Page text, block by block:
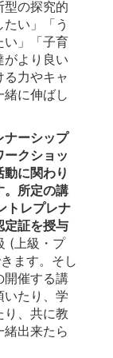
型の探究的
い」「う
い」「子育
がより良い
力やキャ
緒に伸ばし
ナーシップ
クショッ
に関わり
。所定の講
トレプレナ
定証を授与
(上級・プ
ます。そし
開催する講
いたり、学
り、共に教
出来たら